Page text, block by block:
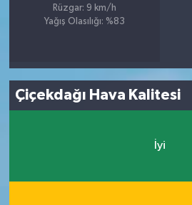
Rüzgar: 9 km/h
Yağış Olasılığı: %83
Çiçekdağı Hava Kalitesi
İyi